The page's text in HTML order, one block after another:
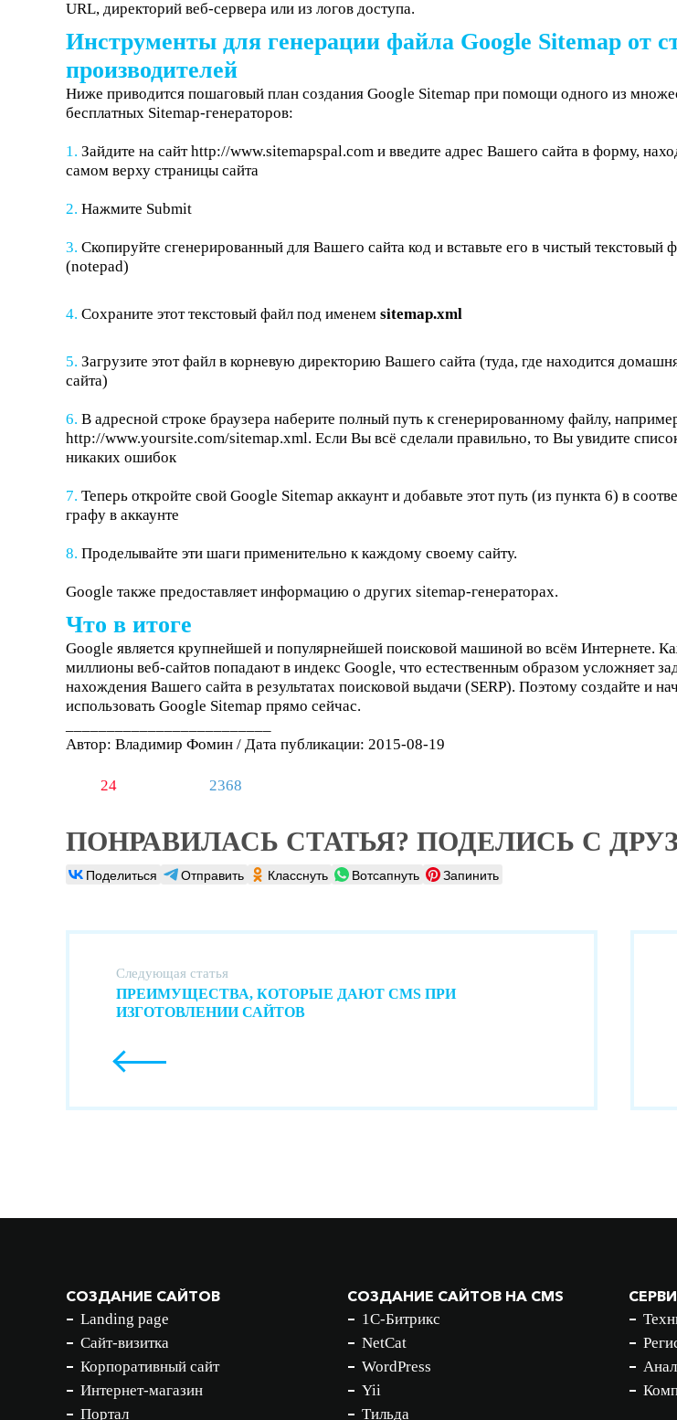
URL, директорий веб-сервера или из логов доступа.
Инструменты для генерации файла Google Sitemap от
производителей
Ниже приводится пошаговый план создания Google Sitemap при помощи одного из
бесплатных Sitemap-генераторов:
Зайдите на сайтhttp://www.sitemapspal.com и введите адрес Вашего сайта в форму,
самом верху страницы сайта
Нажмите Submit
Скопируйте сгенерированный для Вашего сайта код и вставьте его в чистый текстовый
(notepad)
Сохраните этот текстовый файл под именем sitemap.xml
Загрузите этот файл в корневую директорию Вашего сайта (туда, где находится
сайта)
В адресной строке браузера наберите полный путь к сгенерированному файлу,
http://www.yoursite.com/sitemap.xml. Если Вы всё сделали правильно, то Вы увидите
никаких ошибок
Теперь откройте свой Google Sitemap аккаунти добавьте этот путь (из пункта 6) в
графу в аккаунте
Проделывайте эти шаги применительно к каждому своему сайту.
Google также предоставляет информацию о других sitemap-генераторах.
Что в итоге
Google является крупнейшей и популярнейшей поисковой машиной во всём Интернете.
миллионы веб-сайтов попадают в индекс Google, что естественным образом усложняет
нахождения Вашего сайта в результатах поисковой выдачи (SERP). Поэтому создайте и
использовать Google Sitemap прямо сейчас.
Автор: Владимир Фомин / Дата публикации: 2015-08-19
24 2368
ПОНРАВИЛАСЬ СТАТЬЯ? ПОДЕЛИСЬ С
Поделиться Отправить Класснуть Вотсапнуть Запинить
Следующая статья
ПРЕИМУЩЕСТВА, КОТОРЫЕ ДАЮТ CMS ПРИ
ИЗГОТОВЛЕНИИ САЙТОВ
СОЗДАНИЕ САЙТОВ
Landing page
Сайт-визитка
Корпоративный сайт
Интернет-магазин
Портал
СОЗДАНИЕ САЙТОВ НА CMS
1С-Битрикс
NetCat
WordPress
Yii
Тильда